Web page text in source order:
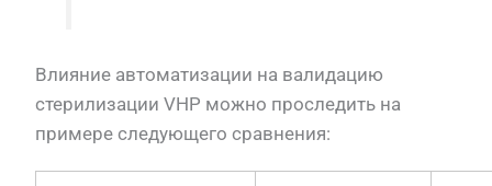
Влияние автоматизации на валидацию
стерилизации VHP можно проследить на
примере следующего сравнения: